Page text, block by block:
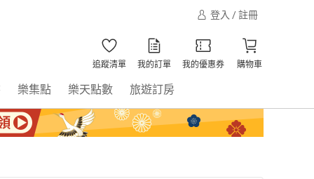
登入 / 註冊
追蹤清單 我的訂單 我的優惠券 購物車
樂集點 樂天點數 旅遊訂房